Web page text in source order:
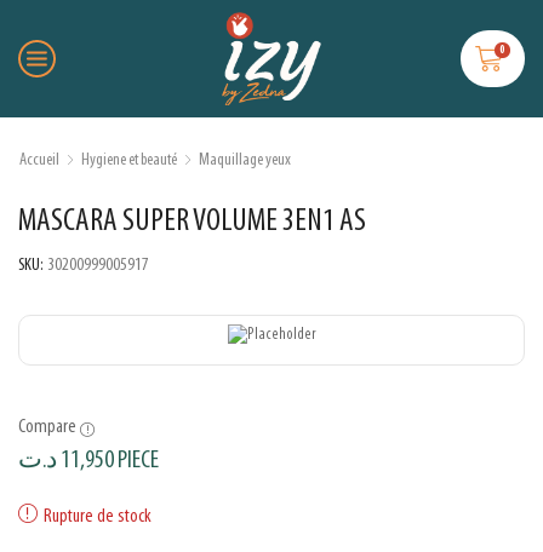
0
Accueil Hygiene et beauté Maquillage yeux
MASCARA SUPER VOLUME 3EN1 AS
SKU: 30200999005917
Compare
11,950د.ت PIECE
Rupture de stock